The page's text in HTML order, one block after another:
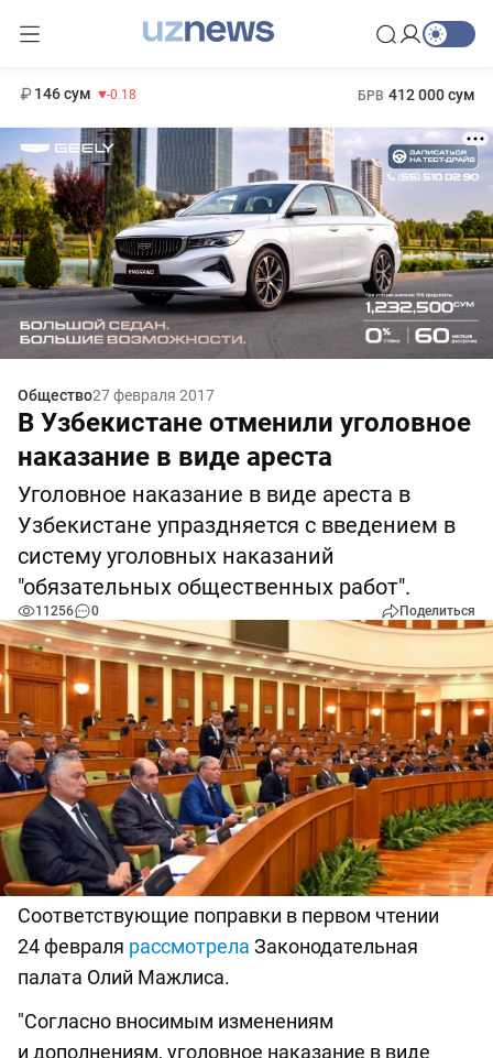
146 сум -0.18 БРВ 412 000 сум
Общество27 февраля 2017
В Узбекистане отменили уголовное
наказание в виде ареста
Уголовное наказание в виде ареста в
Узбекистане упраздняется с введением в
систему уголовных наказаний
"обязательных общественных работ".
11256 0 Поделиться
Соответствующие поправки в первом чтении
24 февраля рассмотрела Законодательная
палата Олий Мажлиса.
"Согласно вносимым изменениям
и дополнениям, уголовное наказание в виде